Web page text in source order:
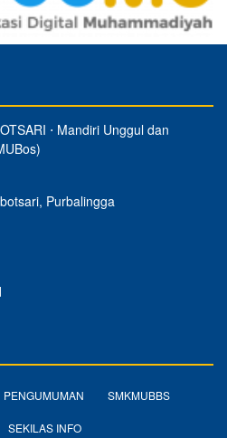
⋅ Mandiri Unggul dan
Purbalingga
PENGUMUMAN SMKMUBBS
SEKILAS INFO